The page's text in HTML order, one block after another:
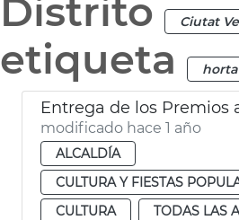
Distrito
Ciutat
etiqueta
modificado hace 1 año
ALCALDÍA
CULTURA Y FIESTAS
CULTURA
TODAS LAS